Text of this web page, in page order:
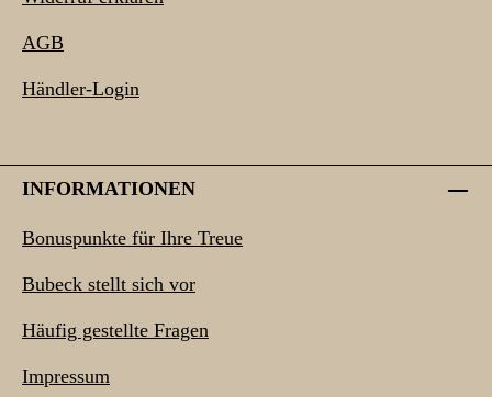
AGB
Händler-Login
INFORMATIONEN
Bonuspunkte für Ihre Treue
Bubeck stellt sich vor
Häufig gestellte Fragen
Impressum